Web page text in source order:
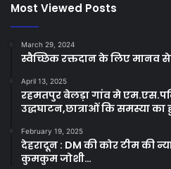
Most Viewed Posts
March 29, 2024
स्वैच्छिक रक्तदान के लिए मानव
April 13, 2025
रहमतपुर बेलड़ा गांव मे
उद्धघाटन,छात्राओं कि समस्या
February 19, 2025
देहरादून : DM की कोर टीम की
कुमकुम जोशी…